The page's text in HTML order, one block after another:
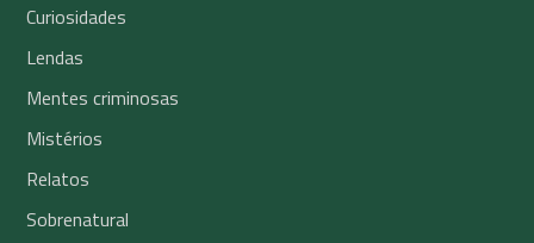
Curiosidades
Lendas
Mentes criminosas
Mistérios
Relatos
Sobrenatural